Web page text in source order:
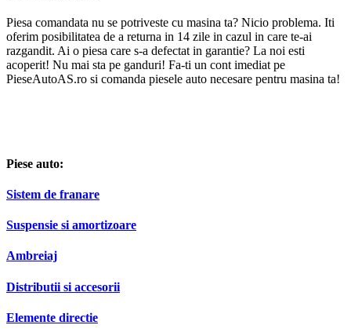
Piesa comandata nu se potriveste cu masina ta? Nicio problema. Iti
oferim posibilitatea de a returna in 14 zile in cazul in care te-ai
razgandit. Ai o piesa care s-a defectat in garantie? La noi esti
acoperit! Nu mai sta pe ganduri! Fa-ti un cont imediat pe
PieseAutoAS.ro si comanda piesele auto necesare pentru masina ta!
Piese auto:
Sistem de franare
Suspensie si amortizoare
Ambreiaj
Distributii si accesorii
Elemente directie